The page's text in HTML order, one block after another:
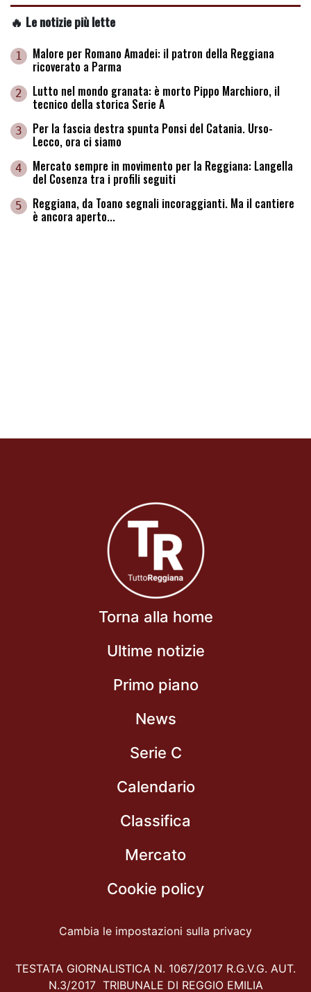
🔥 Le notizie più lette
1 Malore per Romano Amadei: il patron della Reggiana
ricoverato a Parma
2 Lutto nel mondo granata: è morto Pippo Marchioro, il
tecnico della storica Serie A
3 Per la fascia destra spunta Ponsi del Catania. Urso-
Lecco, ora ci siamo
4 Mercato sempre in movimento per la Reggiana: Langella
del Cosenza tra i profili seguiti
5 Reggiana, da Toano segnali incoraggianti. Ma il cantiere
è ancora aperto...
Torna alla home
Ultime notizie
Primo piano
News
Serie C
Calendario
Classifica
Mercato
Cookie policy
Cambia le impostazioni sulla privacy
TESTATA GIORNALISTICA N. 1067/2017 R.G.V.G. AUT.
N.3/2017 TRIBUNALE DI REGGIO EMILIA